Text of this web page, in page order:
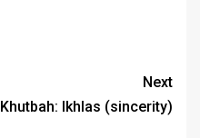
Next
Khutbah: Ikhlas (sincerity)